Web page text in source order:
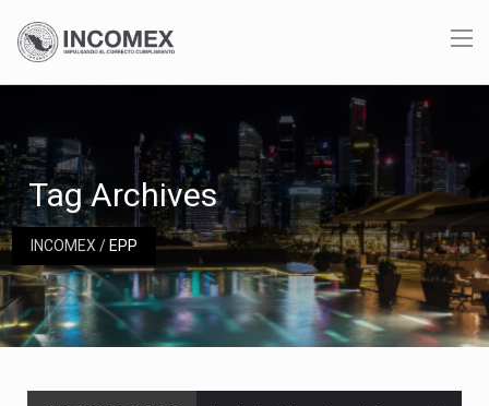
INCOMEX/ EPP
Tag Archives